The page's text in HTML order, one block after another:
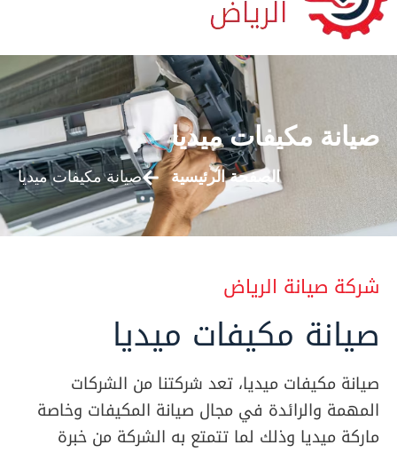
صيانة مكيفات ميديا
صيانة مكيفات ميديا الصفحة الرئيسية
شركة صيانة الرياض
صيانة مكيفات ميديا
صيانة مكيفات ميديا، تعد شركتنا من الشركات
المهمة والرائدة في مجال صيانة المكيفات وخاصة
ماركة ميديا وذلك لما تتمتع به الشركة من خبرة